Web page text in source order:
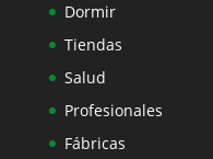
Dormir
Tiendas
Salud
Profesionales
Fábricas